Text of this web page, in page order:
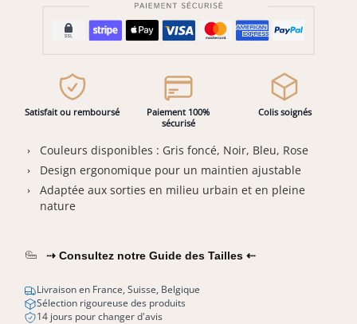
Satisfait ou remboursé
Paiement 100%
sécurisé
Colis soignés
Couleurs disponibles : Gris foncé, Noir, Bleu, Rose
Design ergonomique pour un maintien ajustable
Adaptée aux sorties en milieu urbain et en pleine
nature
⇢ Consultez notre Guide des Tailles ⇠
Livraison en France, Suisse, Belgique
Sélection rigoureuse des produits
14 jours pour changer d'avis